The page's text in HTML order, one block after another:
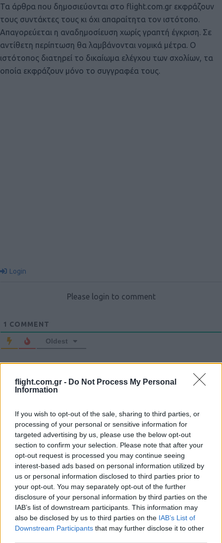
flight.com.gr - Do Not Process My Personal
Information
If you wish to opt-out of the sale, sharing to third parties, or
processing of your personal or sensitive information for
targeted advertising by us, please use the below opt-out
section to confirm your selection. Please note that after your
opt-out request is processed you may continue seeing
interest-based ads based on personal information utilized by
us or personal information disclosed to third parties prior to
your opt-out. You may separately opt-out of the further
disclosure of your personal information by third parties on the
IAB’s list of downstream participants. This information may
also be disclosed by us to third parties on the IAB’s List of
Downstream Participants that may further disclose it to other
Τα άρθρα που δημοσιεύονται στο flight.com.gr εκφράζουν
τους συντάκτες τους κι όχι απαραίτητα τον ιστότοπο.
Απαγορεύεται η αναδημοσίευση χωρίς γραπτή έγκριση. Σε
αντίθετη περίπτωση θα λαμβάνονται νομικά μέτρα. Ο
ιστότοπος διατηρεί το δικαίωμα ελέγχου των σχολίων, τα
οποία εκφράζουν μόνο το συγγραφέα τους.
Login
Please login to comment
1 COMMENT
Oldest
Active Member
Ἄλλη πρὸς τὸν υἱὸν λέγοντα μικρὸν ἔχειν τὸ ξίφος εἶπε “[καὶ] βῆμα
πρόσθες”.
1 Reply